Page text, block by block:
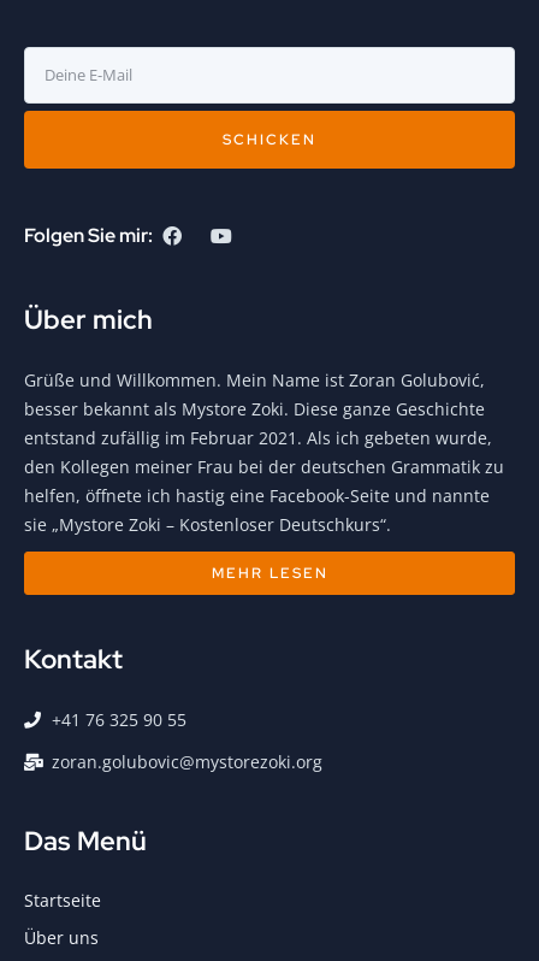
SCHICKEN
Folgen Sie mir:
Über mich
Grüße und Willkommen. Mein Name ist Zoran Golubović,
besser bekannt als Mystore Zoki. Diese ganze Geschichte
entstand zufällig im Februar 2021. Als ich gebeten wurde,
den Kollegen meiner Frau bei der deutschen Grammatik zu
helfen, öffnete ich hastig eine Facebook-Seite und nannte
sie „Mystore Zoki – Kostenloser Deutschkurs“.
MEHR LESEN
Kontakt
+41 76 325 90 55
zoran.golubovic@mystorezoki.org
Das Menü
Startseite
Über uns